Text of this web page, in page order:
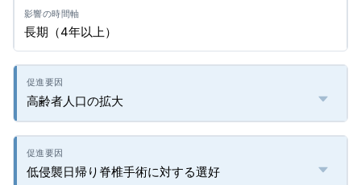
長期（4年以上）
高齢者人口の拡大
低侵襲日帰り脊椎手術に対する選好